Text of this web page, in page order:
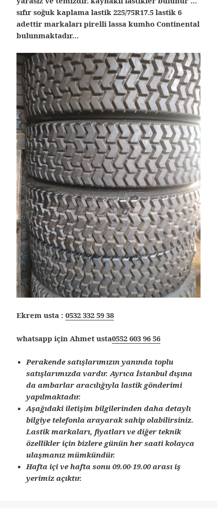
sıfır soğuk kaplama lastik 225/75R17.5 lastik 6
adettir markaları pirelli lassa kumho Continental
bulunmaktadır…
Ekrem usta :0532 332 59 38
whatsapp için Ahmet usta0552 603 96 56
Perakende satışlarımızın yanında toplu
satışlarımızda vardır. Ayrıca İstanbul dışına
da ambarlar aracılığıyla lastik gönderimi
yapılmaktadır.
Aşağıdaki iletişim bilgilerinden daha detaylı
bilgiye telefonla arayarak sahip olabilirsiniz.
Lastik markaları, fiyatları ve diğer teknik
özellikler için bizlere günün her saati kolayca
ulaşmanız mümkündür.
Hafta içi ve hafta sonu 09.00-19.00 arası iş
yerimiz açıktır.